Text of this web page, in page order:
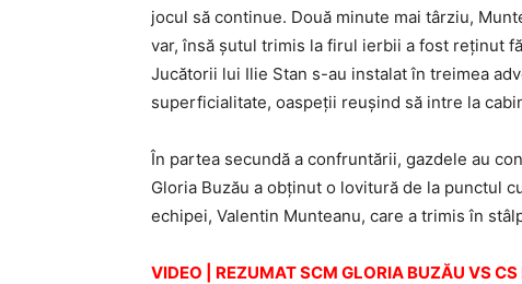
jocul să continue. Două minute mai târziu,
var, însă şutul trimis la firul ierbii a fost reţinut
Jucătorii lui Ilie Stan s-au instalat în treimea
superficialitate, oaspeţii reuşind să intre la
În partea secundă a confruntării, gazdele au
Gloria Buzău a obţinut o lovitură de la punctul
echipei, Valentin Munteanu, care a trimis în
VIDEO | REZUMAT SCM GLORIA BUZĂU VS CS